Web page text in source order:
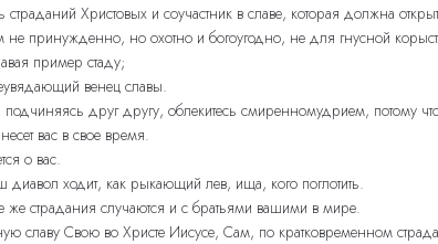
Христовых и соучастник в славе, которая должна
не принужденно, но охотно и богоугодно, не для гнусной
пример стаду;
венец славы.
друг другу, облекитесь смиренномудрием, потому
вас в свое время.
о вас.
диавол ходит, как рыкающий лев, ища, кого поглотить.
же страдания случаются и с братьями вашими в мире.
славу Свою во Христе Иисусе, Сам, по кратковременном